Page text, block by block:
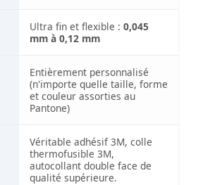
Ultra fin et flexible : 0,045
mm à 0,12 mm
Entièrement personnalisé
(n'importe quelle taille, forme
et couleur assorties au
Pantone)
Véritable adhésif 3M, colle
thermofusible 3M,
autocollant double face de
qualité supérieure.